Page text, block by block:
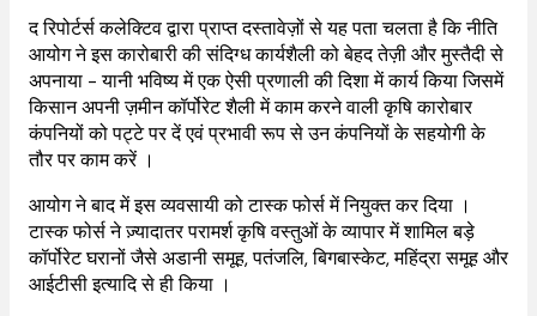
द रिपोर्टर्स कलेक्टिव द्वारा प्राप्त दस्तावेज़ों से यह पता चलता है कि नीति
आयोग ने इस कारोबारी की संदिग्ध कार्यशैली को बेहद तेज़ी और मुस्तैदी से
अपनाया - यानी भविष्य में एक ऐसी प्रणाली की दिशा में कार्य किया जिसमें
किसान अपनी ज़मीन कॉर्पोरेट शैली में काम करने वाली कृषि कारोबार
कंपनियों को पट्टे पर दें एवं प्रभावी रूप से उन कंपनियों के सहयोगी के
तौर पर काम करें ।
आयोग ने बाद में इस व्यवसायी को टास्क फोर्स में नियुक्त कर दिया ।
टास्क फोर्स ने ज़्यादातर परामर्श कृषि वस्तुओं के व्यापार में शामिल बड़े
कॉर्पोरेट घरानों जैसे अडानी समूह, पतंजलि, बिगबास्केट, महिंद्रा समूह और
आईटीसी इत्यादि से ही किया ।